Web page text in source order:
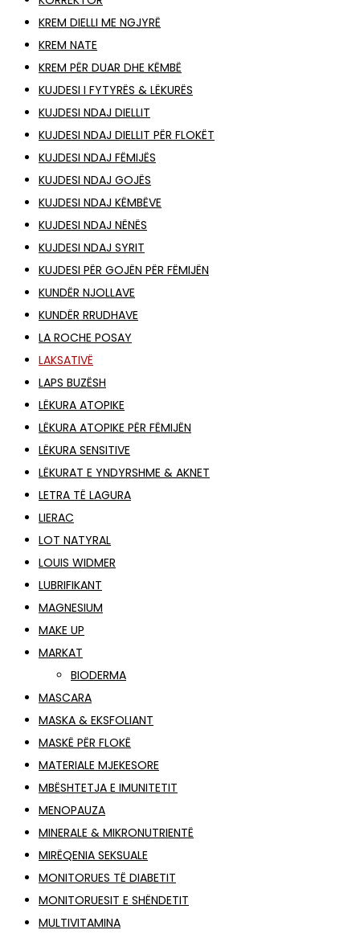
KREM DIELLI ME NGJYRË
KREM NATE
KREM PËR DUAR DHE KËMBË
KUJDESI I FYTYRËS & LËKURËS
KUJDESI NDAJ DIELLIT
KUJDESI NDAJ DIELLIT PËR FLOKËT
KUJDESI NDAJ FËMIJËS
KUJDESI NDAJ GOJËS
KUJDESI NDAJ KËMBËVE
KUJDESI NDAJ NËNËS
KUJDESI NDAJ SYRIT
KUJDESI PËR GOJËN PËR FËMIJËN
KUNDËR NJOLLAVE
KUNDËR RRUDHAVE
LA ROCHE POSAY
LAKSATIVË
LAPS BUZËSH
LËKURA ATOPIKE
LËKURA ATOPIKE PËR FËMIJËN
LËKURA SENSITIVE
LËKURAT E YNDYRSHME & AKNET
LETRA TË LAGURA
LIERAC
LOT NATYRAL
LOUIS WIDMER
LUBRIFIKANT
MAGNESIUM
MAKE UP
MARKAT
BIODERMA
MASCARA
MASKA & EKSFOLIANT
MASKË PËR FLOKË
MATERIALE MJEKESORE
MBËSHTETJA E IMUNITETIT
MENOPAUZA
MINERALE & MIKRONUTRIENTË
MIRËQENIA SEKSUALE
MONITORUES TË DIABETIT
MONITORUESIT E SHËNDETIT
MULTIVITAMINA